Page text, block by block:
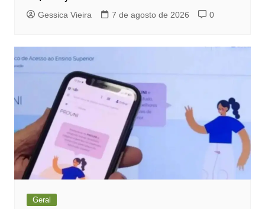
Gessica Vieira 7 de agosto de 2026 0
Geral